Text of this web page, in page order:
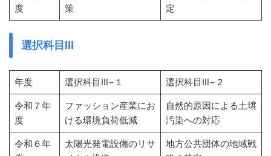
度
策
定
選択科目Ⅲ
年度 選択科目Ⅲ−１ 選択科目Ⅲ−２
令和７年
度
ファッション産業にお
ける環境負荷低減
自然的原因による土壌
汚染への対応
令和６年
太陽光発電設備のリサ
地方公共団体の地域戦